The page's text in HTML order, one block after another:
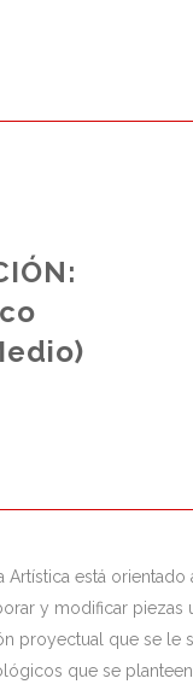
está orientado
y modificar piezas
proyectual que se le
que se planteen